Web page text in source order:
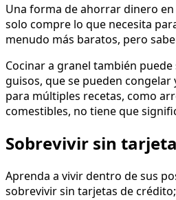
Una forma de ahorrar dinero
solo compre lo que necesita
menudo más baratos, pero
Cocinar a granel también
guisos, que se pueden
para múltiples recetas, como
comestibles, no tiene que
Sobrevivir sin
Aprenda a vivir dentro de sus
sobrevivir sin tarjetas de